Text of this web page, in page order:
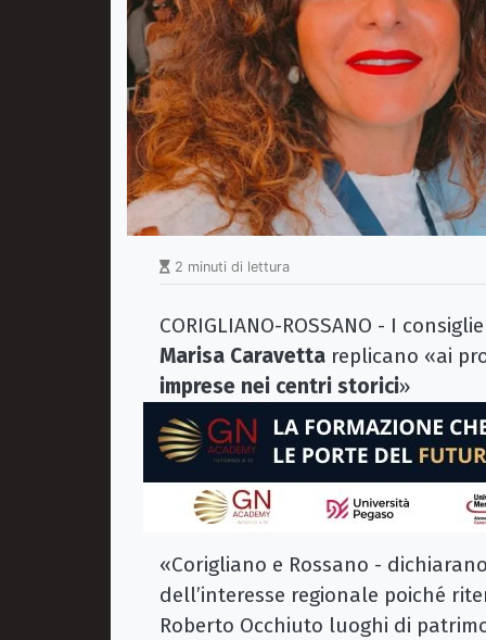
2 minuti di lettura
CORIGLIANO-ROSSANO - I
Marisa Caravetta replicano «ai
imprese nei centri storici»
«Corigliano e Rossano -
dell’interesse regionale poiché
Roberto Occhiuto luoghi di